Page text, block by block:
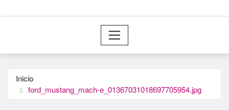
Inicio
ford_mustang_mach-e_01367031018697705954.jpg